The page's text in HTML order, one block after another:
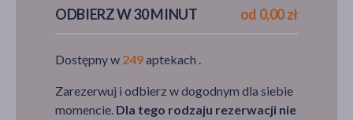
ODBIERZ W 30 MINUT od 0,00 zł
Dostępny w 249aptekach .
Zarezerwuj i odbierz w dogodnym dla siebie
momencie. Dla tego rodzaju rezerwacji nie